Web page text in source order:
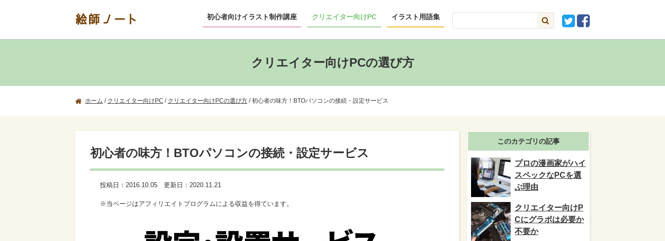
絵師ノート 初心者向けイラスト制作講座 クリエイター向けPC イラスト用語集
クリエイター向けPCの選び方
ホーム / クリエイター向けPC / クリエイター向けPCの選び方 /初心者の味方！BTOパソコンの接続・設定サービス
初心者の味方！BTOパソコンの接続・設定サービス
投稿日： 2016.10.05 更新日： 2020.11.21
※当ページはアフィリエイトプログラムによる収益を得ています。
このカテゴリの記事
プロの漫画家がハイ
スペックなPCを選
ぶ理由
クリエイター向けP
Cにグラボは必要か
不要か